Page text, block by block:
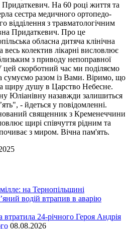
Придаткевич. На 60 році життя та
сестра медичного ортопедо-
відділення з травматологічним
Придаткевич. Про це
обласна дитяча клінічна
весь колектив лікарні висловлює
з приводу непоправної
скорботний час ми поділяємо
сумуємо разом із Вами. Віримо, що
щиру душу в Царство Небесне.
Юліанівну назавжди залишиться
- йдеться у повідомленні.
священник з Кременеччини
щирі співчуття рідним та
з миром. Вічна пам'ять.
на Тернопільщині
водій втрапив в аварію
24-річного Героя Андрія
08.08.2026